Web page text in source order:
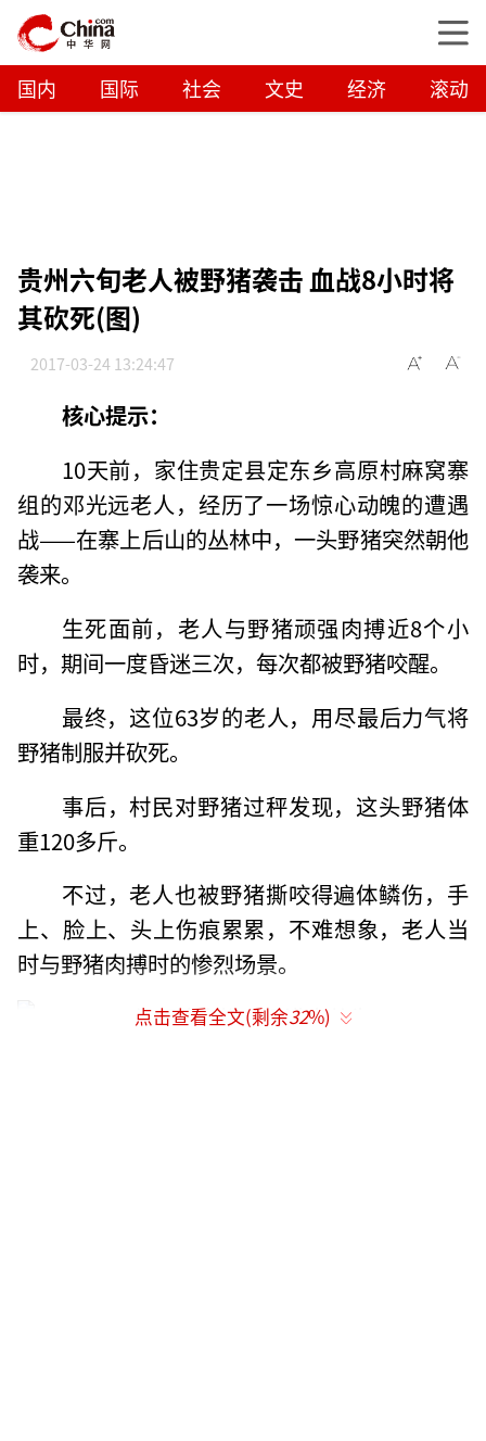
国内 国际 社会 文史 经济 滚动
贵州六旬老人被野猪袭击 血战8小时将
其砍死(图)
2017-03-24 13:24:47
核心提示：
10天前，家住贵定县定东乡高原村麻窝寨
组的邓光远老人，经历了一场惊心动魄的遭遇
战——在寨上后山的丛林中，一头野猪突然朝他
袭来。
生死面前，老人与野猪顽强肉搏近8个小
时，期间一度昏迷三次，每次都被野猪咬醒。
最终，这位63岁的老人，用尽最后力气将
野猪制服并砍死。
事后，村民对野猪过秤发现，这头野猪体
重120多斤。
不过，老人也被野猪撕咬得遍体鳞伤，手
上、脸上、头上伤痕累累，不难想象，老人当
时与野猪肉搏时的惨烈场景。
点击查看全文(剩余32%)